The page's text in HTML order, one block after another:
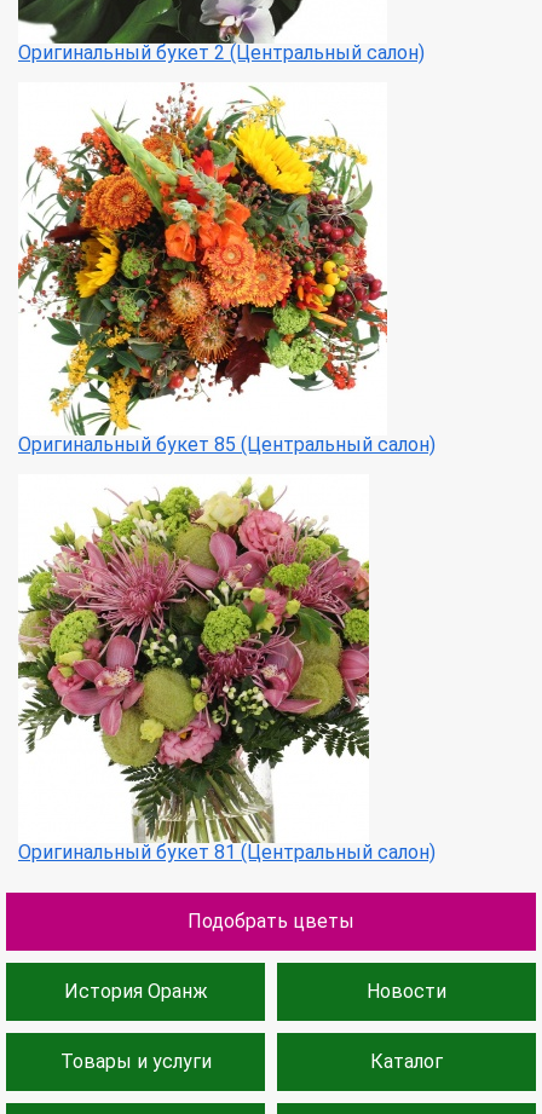
Оригинальный букет 2 (Центральный салон)
Оригинальный букет 85 (Центральный салон)
Оригинальный букет 81 (Центральный салон)
Подобрать цветы
История Оранж Новости
Товары и услуги Каталог